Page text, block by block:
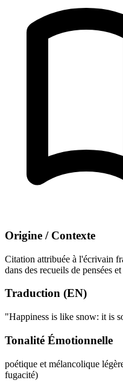
Origine / Contexte
Citation attribuée à l'écrivain
dans des recueils de pensées
Traduction (EN)
"Happiness is like snow: it is
Tonalité Émotionnelle
poétique et mélancolique
fugacité)